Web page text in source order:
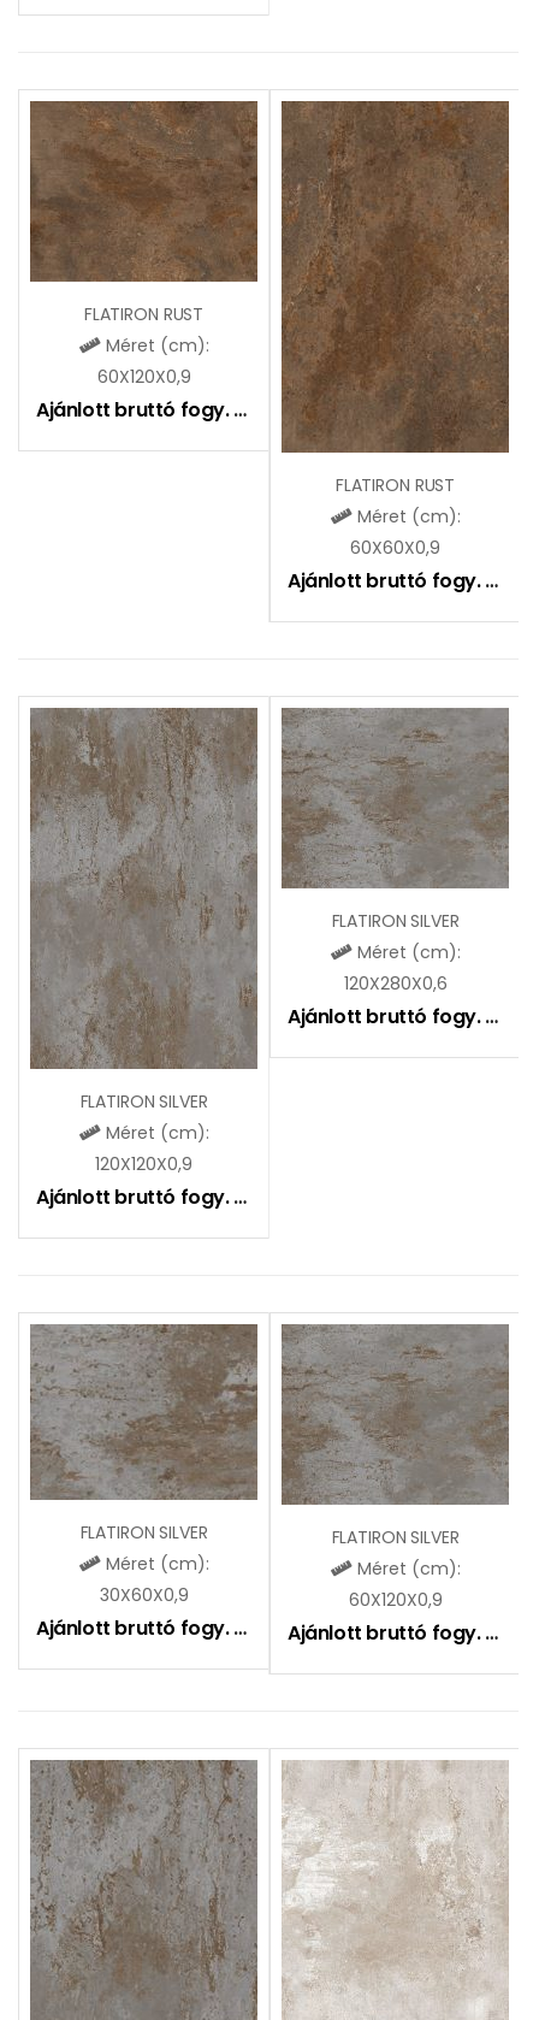
FLATIRON RUST
Méret (cm):
60X120X0,9
Ajánlott bruttó fogy. ár: 10990 Ft
FLATIRON RUST
Méret (cm):
60X60X0,9
Ajánlott bruttó fogy. ár:
FLATIRON SILVER
Méret (cm):
120X120X0,9
Ajánlott bruttó fogy. ár:
FLATIRON SILVER
Méret (cm):
120X280X0,6
Ajánlott bruttó fogy. ár:
FLATIRON SILVER
Méret (cm):
30X60X0,9
Ajánlott bruttó fogy. ár: 9490Ft
FLATIRON SILVER
Méret (cm):
60X120X0,9
Ajánlott bruttó fogy. ár: